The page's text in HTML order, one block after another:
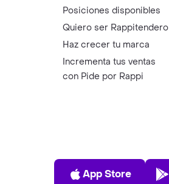
Posiciones disponibles
Quiero ser Rappitendero
Haz crecer tu marca
Incrementa tus ventas
con Pide por Rappi
App Store
App Store